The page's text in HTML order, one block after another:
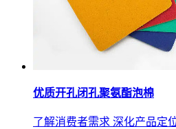
优质开孔闭孔聚氨酯泡棉
了解消费者需求 深化产品定